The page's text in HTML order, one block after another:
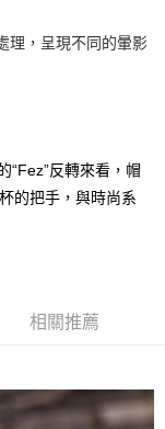
。
理，呈現不同的暈影
“Fez”反轉來看，帽
的把手，與時尚系
相關推薦